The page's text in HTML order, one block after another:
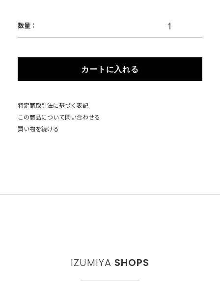
数量：
カートに入れる
特定商取引法に基づく表記
この商品について問い合わせる
買い物を続ける
IZUMIYA SHOPS